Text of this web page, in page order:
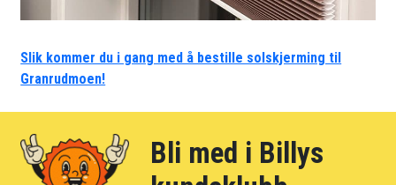
Slik kommer du i gang med å bestille solskjerming til
Granrudmoen!
Bli med i Billys